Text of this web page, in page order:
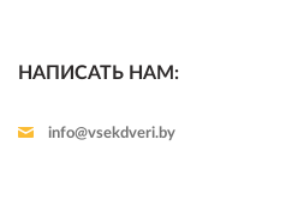
НАПИСАТЬ НАМ:
info@vsekdveri.by